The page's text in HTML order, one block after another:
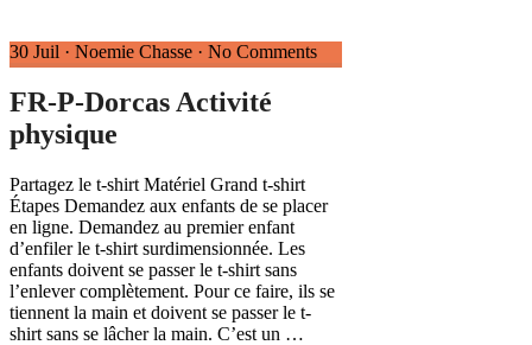
30 Juil · Noemie Chasse · No Comments
FR-P-Dorcas Activité
physique
Partagez le t-shirt Matériel Grand t-shirt
Étapes Demandez aux enfants de se placer
en ligne. Demandez au premier enfant
d’enfiler le t-shirt surdimensionnée. Les
enfants doivent se passer le t-shirt sans
l’enlever complètement. Pour ce faire, ils se
tiennent la main et doivent se passer le t-
shirt sans se lâcher la main. C’est un …